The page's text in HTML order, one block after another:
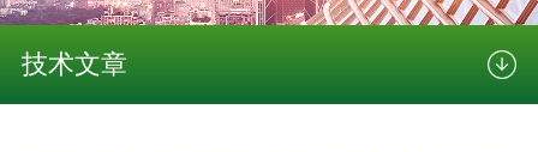
技术文章